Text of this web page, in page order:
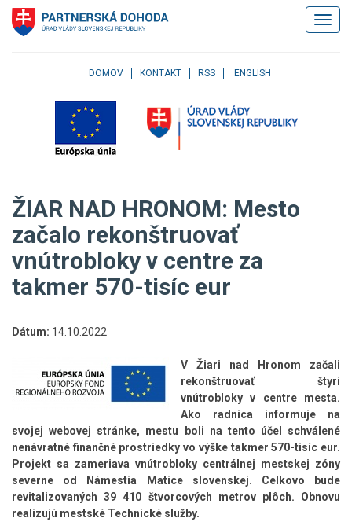
Klávesové
skratky
Skočiť
menu
na
užívateľské
menu
Skočiť
stránky
DOMOV KONTAKT RSS ENGLISH
ŽIAR NAD HRONOM: Mesto
začalo rekonštruovať
vnútrobloky v centre za
takmer 570-tisíc eur
Dátum: 14.10.2022
V Žiari nad Hronom začali
rekonštruovať štyri
vnútrobloky v centre mesta.
Ako radnica informuje na
svojej webovej stránke, mestu boli na tento účel schválené
nenávratné finančné prostriedky vo výške takmer 570-tisíc eur.
Projekt sa zameriava vnútrobloky centrálnej mestskej zóny
severne od Námestia Matice slovenskej. Celkovo bude
revitalizovaných 39 410 štvorcových metrov plôch. Obnovu
realizujú mestské Technické služby.